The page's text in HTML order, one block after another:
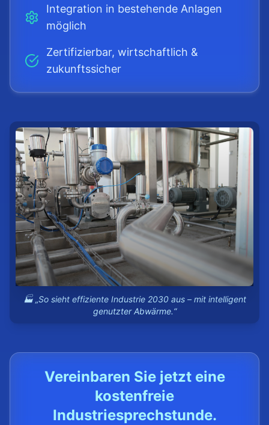
Integration in bestehende Anlagen
möglich
Zertifizierbar, wirtschaftlich &
zukunftssicher
🏭 „So sieht effiziente Industrie 2030 aus – mit intelligent
genutzter Abwärme.“
Vereinbaren Sie jetzt eine
kostenfreie
Industriesprechstunde.